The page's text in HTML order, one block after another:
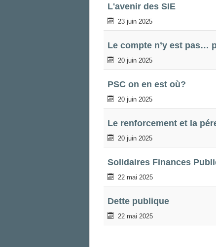
L'avenir des SIE
23 juin 2025
Le compte n’y est pas…
20 juin 2025
PSC on en est où?
20 juin 2025
Le renforcement et la
20 juin 2025
Solidaires Finances
22 mai 2025
Dette publique
22 mai 2025